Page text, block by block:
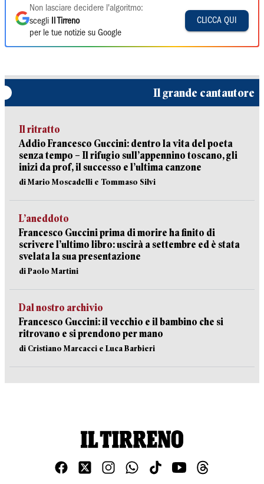
Non lasciare decidere l'algoritmo:
scegli
Il Tirreno
per le tue notizie su Google
CLICCA QUI
Il grande cantautore
Il ritratto
Addio Francesco Guccini: dentro la vita del poeta
senza tempo – Il rifugio sull’appennino toscano, gli
inizi da prof, il successo e l’ultima canzone
di Mario Moscadelli e Tommaso Silvi
L’aneddoto
Francesco Guccini prima di morire ha finito di
scrivere l’ultimo libro: uscirà a settembre ed è stata
svelata la sua presentazione
di Paolo Martini
Dal nostro archivio
Francesco Guccini: il vecchio e il bambino che si
ritrovano e si prendono per mano
di Cristiano Marcacci e Luca Barbieri